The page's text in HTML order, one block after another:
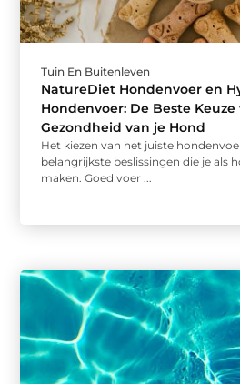
Tuin En Buitenleven
NatureDiet Hondenvoer en
Hondenvoer: De Beste Keuze
Gezondheid van je Hond
Het kiezen van het juiste
belangrijkste beslissingen die je als
maken. Goed voer ...